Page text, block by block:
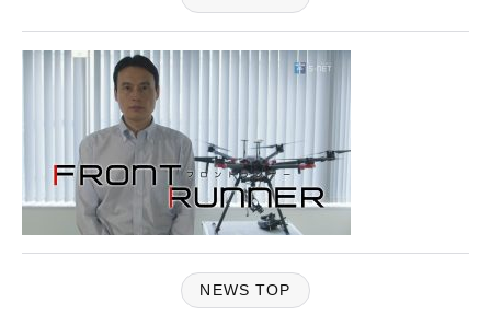
NEWS TOP